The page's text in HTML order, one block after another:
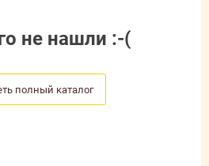
не нашли :-(
полный каталог